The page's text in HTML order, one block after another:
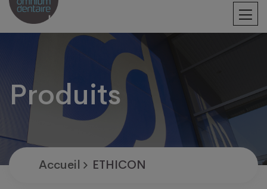
Produits
Accueil ETHICON